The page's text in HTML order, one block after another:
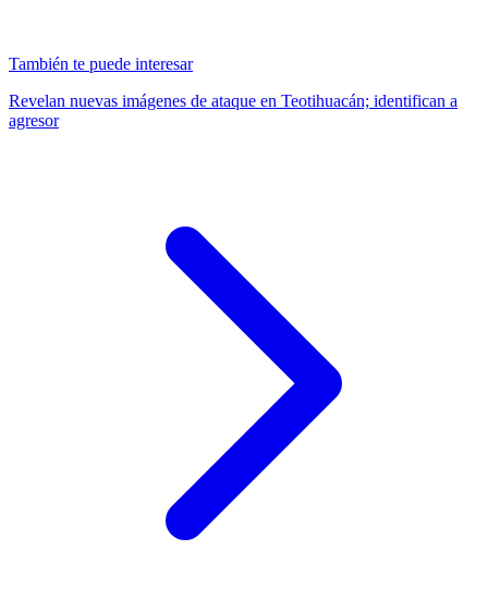
También te puede interesar
Revelan nuevas imágenes de ataque en Teotihuacán; identifican a
agresor